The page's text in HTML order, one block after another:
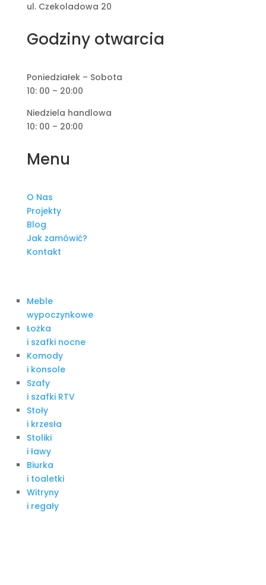
ul. Czekoladowa 20
Godziny otwarcia
Poniedziałek – Sobota
10: 00 – 20:00
Niedziela handlowa
10: 00 – 20:00
Menu
O Nas
Projekty
Blog
Jak zamówić?
Kontakt
Meble
wypoczynkowe
Łożka
i szafki nocne
Komody
i konsole
Szafy
i szafki RTV
Stoły
i krzesła
Stoliki
i ławy
Biurka
i toaletki
Witryny
i regały